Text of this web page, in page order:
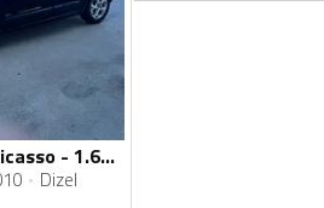
Citroen - C3 Picasso - 1.6 hdi
Dizel